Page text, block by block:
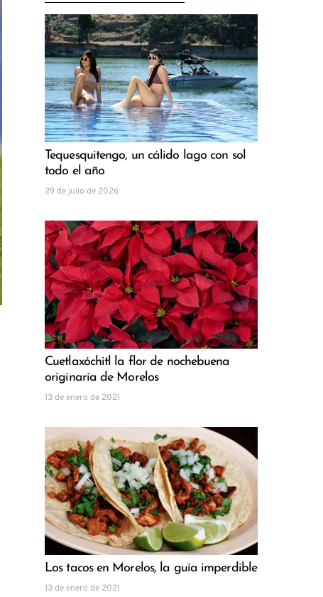
Tequesquitengo, un cálido lago con sol
todo el año
29 de julio de 2026
Cuetlaxóchitl la flor de nochebuena
originaria de Morelos
13 de enero de 2021
Los tacos en Morelos, la guía imperdible
13 de enero de 2021